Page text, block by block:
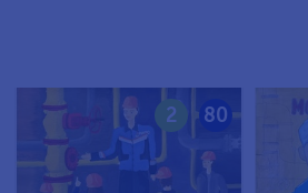
80
2